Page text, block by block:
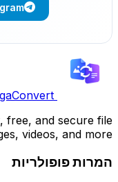
free, and secure file
videos, and more.
המרות פופולריות